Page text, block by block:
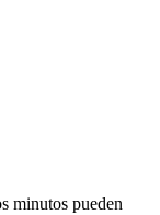
minutos pueden